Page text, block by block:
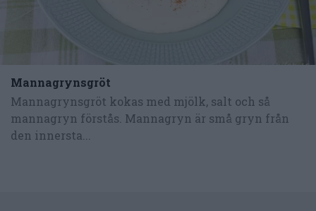
Mannagrynsgröt
Mannagrynsgröt kokas med mjölk, salt och så
mannagryn förstås. Mannagryn är små gryn från
den innersta...